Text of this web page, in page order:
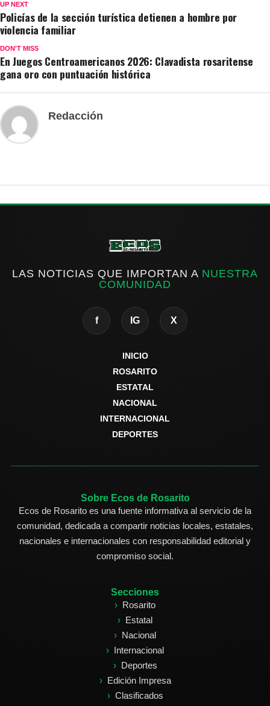
UP NEXT
Policías de la sección turística detienen a hombre por
violencia familiar
DON'T MISS
En Juegos Centroamericanos 2026: Clavadista rosaritense
gana oro con puntuación histórica
Redacción
LAS NOTICIAS QUE IMPORTAN A NUESTRA
COMUNIDAD
f IG X
INICIO
ROSARITO
ESTATAL
NACIONAL
INTERNACIONAL
DEPORTES
Sobre Ecos de Rosarito
Ecos de Rosarito es una fuente informativa al servicio de la
comunidad, dedicada a compartir noticias locales, estatales,
nacionales e internacionales con responsabilidad editorial y
compromiso social.
Secciones
Rosarito
Estatal
Nacional
Internacional
Deportes
Edición Impresa
Clasificados